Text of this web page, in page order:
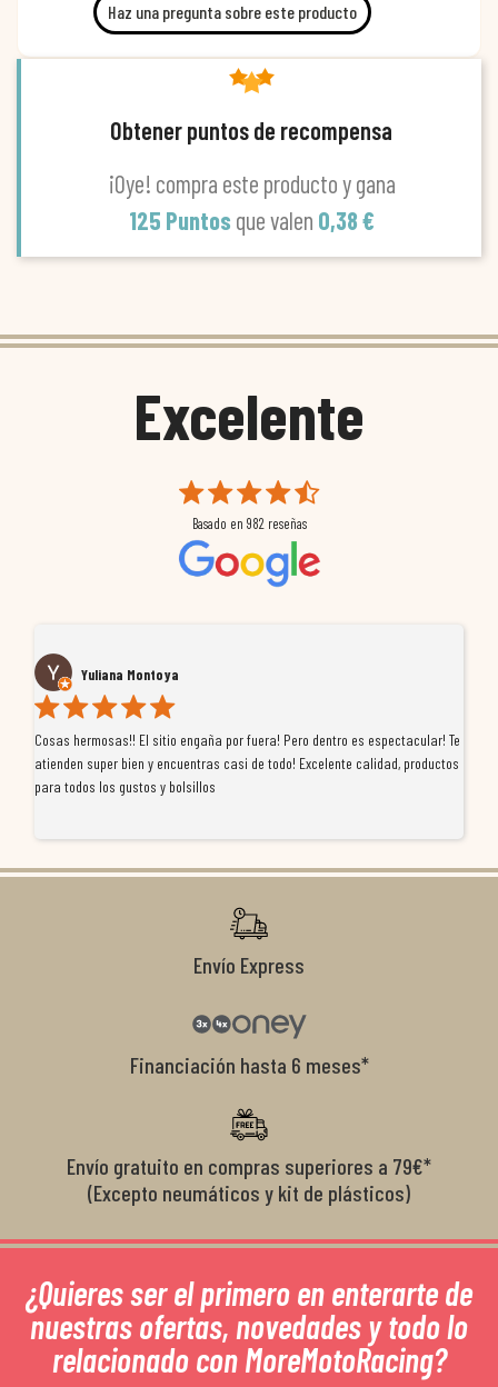
Haz una pregunta sobre este producto
Obtener puntos de recompensa
¡Oye! compra este producto y gana
125 Puntos que valen 0,38 €
Excelente
Basado en 982 reseñas
Yuliana Montoya
Cosas hermosas!! El sitio engaña por fuera! Pero dentro es espectacular! Te
atienden super bien y encuentras casi de todo! Excelente calidad, productos
para todos los gustos y bolsillos
Envío Express
Financiación hasta 6 meses*
Envío gratuito en compras superiores a 79€*
(Excepto neumáticos y kit de plásticos)
¿Quieres ser el primero en enterarte de
nuestras ofertas, novedades y todo lo
relacionado con MoreMotoRacing?